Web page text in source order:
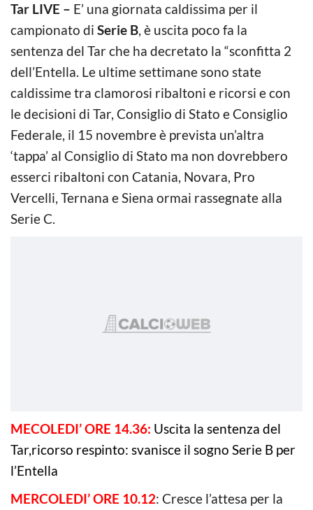
Tar LIVE – E’ una giornata caldissima per il
campionato di Serie B, è uscita poco fa la
sentenza del Tar che ha decretato la “sconfitta 2
dell’Entella. Le ultime settimane sono state
caldissime tra clamorosi ribaltoni e ricorsi e con
le decisioni di Tar, Consiglio di Stato e Consiglio
Federale, il 15 novembre è prevista un’altra
‘tappa’ al Consiglio di Stato ma non dovrebbero
esserci ribaltoni con Catania, Novara, Pro
Vercelli, Ternana e Siena ormai rassegnate alla
Serie C.
MECOLEDI’ ORE 14.36: Uscita la sentenza del
Tar,ricorso respinto: svanisce il sogno Serie B per
l’Entella
MERCOLEDI’ ORE 10.12: Cresce l’attesa per la